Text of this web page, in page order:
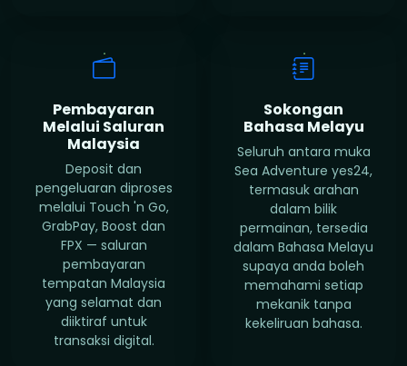
Pembayaran
Melalui Saluran
Malaysia
Deposit dan
pengeluaran diproses
melalui Touch 'n Go,
GrabPay, Boost dan
FPX — saluran
pembayaran
tempatan Malaysia
yang selamat dan
diiktiraf untuk
transaksi digital.
Sokongan
Bahasa Melayu
Seluruh antara muka
Sea Adventure yes24,
termasuk arahan
dalam bilik
permainan, tersedia
dalam Bahasa Melayu
supaya anda boleh
memahami setiap
mekanik tanpa
kekeliruan bahasa.